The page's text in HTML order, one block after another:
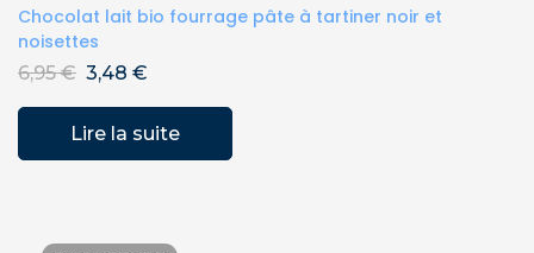
Chocolat lait bio fourrage pâte à tartiner noir et
noisettes
6,95€ 3,48 €
Lire la suite